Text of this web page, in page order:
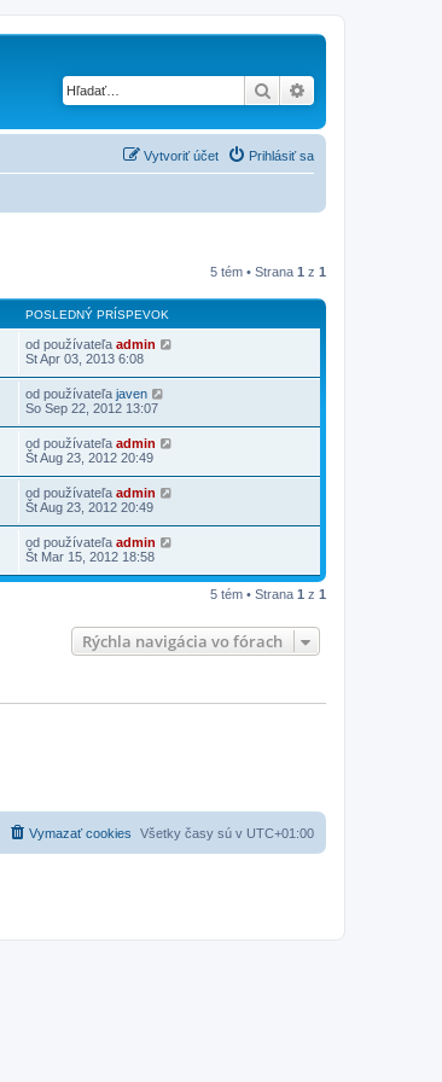
Hľadať
Prihlásiť sa
Vytvoriť účet
5 tém • Strana 1 z 1
POSLEDNÝ PRÍSPEVOK
od používateľa admin
St Apr 03, 2013 6:08
od používateľa javen
So Sep 22, 2012 13:07
od používateľa admin
Št Aug 23, 2012 20:49
od používateľa admin
Št Aug 23, 2012 20:49
od používateľa admin
Št Mar 15, 2012 18:58
5 tém • Strana 1 z 1
Rýchla navigácia vo fórach
Všetky časy sú v UTC+01:00
Vymazať cookies